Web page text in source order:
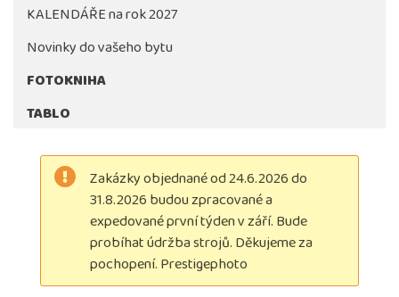
KALENDÁŘE na rok 2027
Novinky do vašeho bytu
FOTOKNIHA
TABLO
Zakázky objednané od 24.6.2026 do
31.8.2026 budou zpracované a
expedované první týden v září. Bude
probíhat údržba strojů. Děkujeme za
pochopení. Prestigephoto